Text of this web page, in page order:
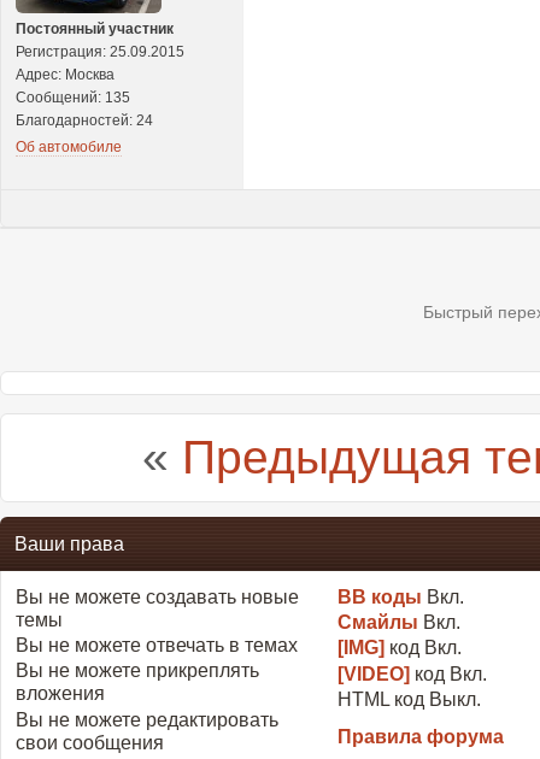
Постоянный участник
Регистрация: 25.09.2015
Адрес: Москва
Сообщений: 135
Благодарностей: 24
Об автомобиле
Быстрый
« Предыдущая
Ваши права
Вы не можете создавать новые
темы
Вы не можете отвечать в темах
Вы не можете прикреплять
вложения
Вы не можете редактировать
свои сообщения
BB коды Вкл.
Смайлы Вкл.
[IMG] код Вкл.
[VIDEO] код Вкл.
HTML код Выкл.
Правила форума